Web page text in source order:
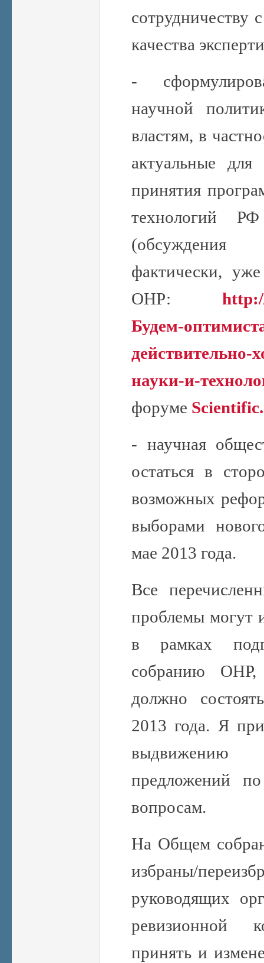
качества
-
научной
властям, в
актуальные
принятия
технологий
(обсуждения
фактически,
ОНР:
Будем-
действительно-
науки-и-
форуме
- научная
остаться в
возможных
выборами
мае 2013 года.
Все
проблемы могут
в рамках
собранию ОНР,
должно
2013 года. Я
предложений
вопросам.
На Общем
избраны/
руководящих
ревизионной
принять и